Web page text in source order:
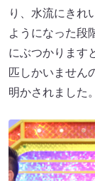
り、水流にきれ
ようになった段
にぶつかります
匹しかいません
明かされました。